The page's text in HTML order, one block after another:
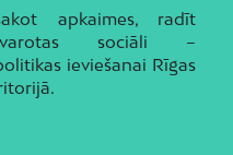
apkaimes, radīt
sociāli –
ieviešanai Rīgas